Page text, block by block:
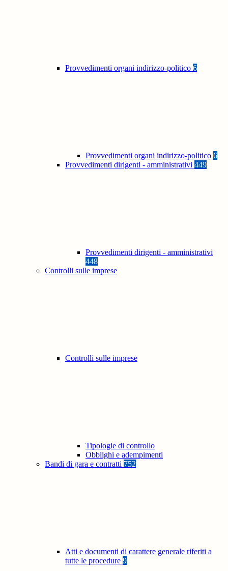
Provvedimenti organi indirizzo-politico 6
Provvedimenti organi indirizzo-politico 6
Provvedimenti dirigenti - amministrativi 449
Provvedimenti dirigenti - amministrativi
448
Controlli sulle imprese
Controlli sulle imprese
Tipologie di controllo
Obblighi e adempimenti
Bandi di gara e contratti 752
Atti e documenti di carattere generale riferiti a
tutte le procedure 9